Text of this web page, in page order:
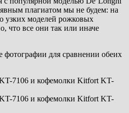
явным плагиатом мы не будем: на
узких моделей рожковых
что все они так или иначе
фотографии для сравнении обеих